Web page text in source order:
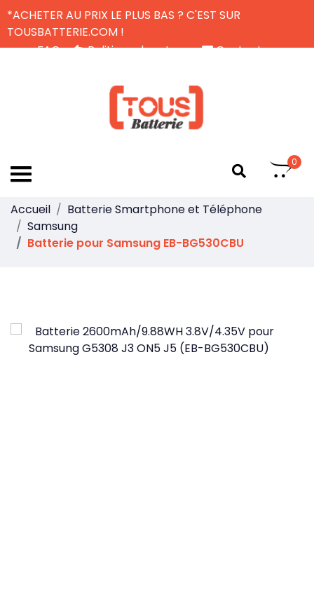
*ACHETER AU PRIX LE PLUS BAS ? C'EST SUR
TOUSBATTERIE.COM !
FAQ
Politique de retour
Contactez-nous
0
Accueil
Batterie Smartphone et Téléphone
Samsung
Batterie pour Samsung EB-BG530CBU